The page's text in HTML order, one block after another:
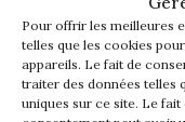
Pour offrir les meilleures
telles que les cookies
appareils. Le fait de
traiter des données telles
uniques sur ce site. Le